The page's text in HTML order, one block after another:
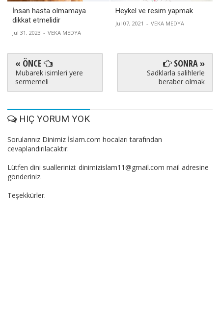
İnsan hasta olmamaya
dikkat etmelidir
Jul 31, 2023 - VEKA MEDYA
Heykel ve resim yapmak
Jul 07, 2021 - VEKA MEDYA
« ÖNCE
Mubarek isimleri yere
sermemeli
SONRA »
Sadklarla salihlerle
beraber olmak
HIÇ YORUM YOK
Sorularınız Dinimiz İslam.com hocaları tarafından
cevaplandırılacaktır.
Lütfen dini suallerinizi: dinimizislam11@gmail.com mail adresine
gönderiniz.
Teşekkürler.